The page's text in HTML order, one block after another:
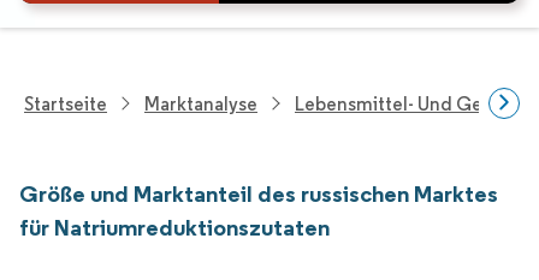
Startseite Marktanalyse Lebensmittel- Und
Größe und Marktanteil des russischen Marktes
für Natriumreduktionszutaten